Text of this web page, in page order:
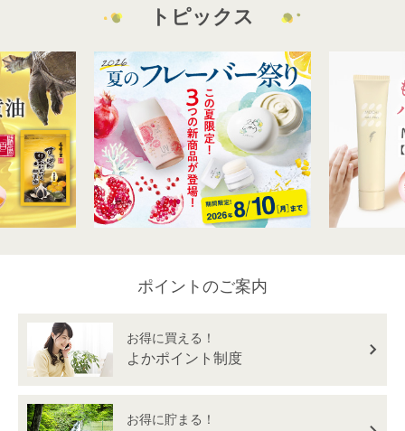
トピックス
ポイントのご案内
お得に買える！
よかポイント制度
お得に貯まる！